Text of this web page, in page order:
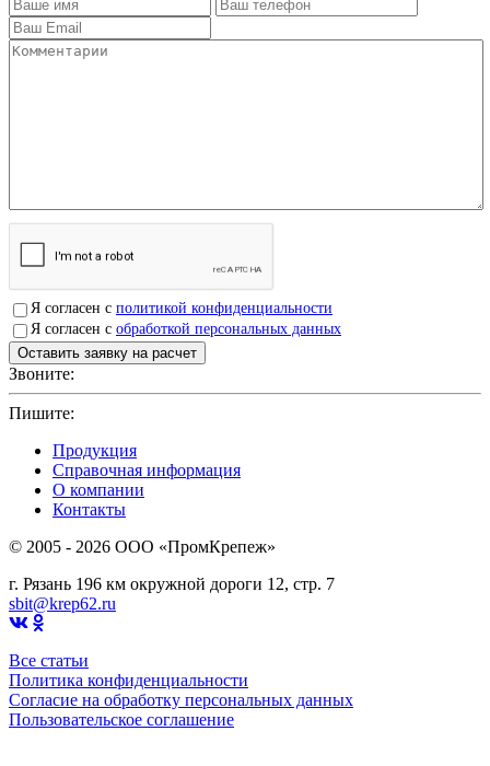
Я согласен с политикой конфиденциальности
Я согласен с обработкой персональных данных
Звоните:
Пишите:
Продукция
Справочная информация
О компании
Контакты
© 2005 - 2026 OOO «ПромКрепеж»
г. Рязань 196 км окружной дороги 12, стр. 7
sbit@krep62.ru
Все статьи
Политика конфиденциальности
Согласие на обработку персональных данных
Пользовательское соглашение